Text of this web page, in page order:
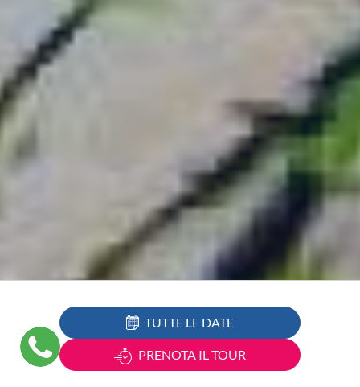
TUTTE LE DATE
PRENOTA IL TOUR